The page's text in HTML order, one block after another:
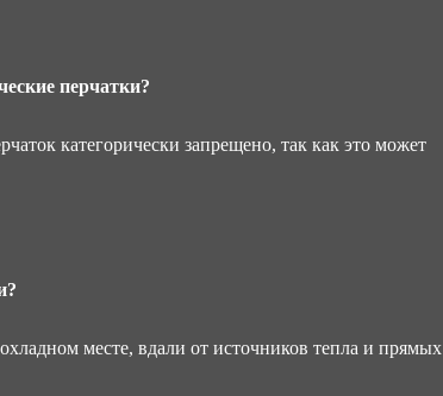
перчатки?
категорически запрещено, так как это может
месте, вдали от источников тепла и прямых